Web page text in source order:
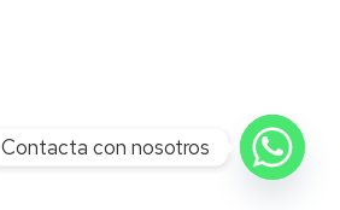
Contacta con nosotros